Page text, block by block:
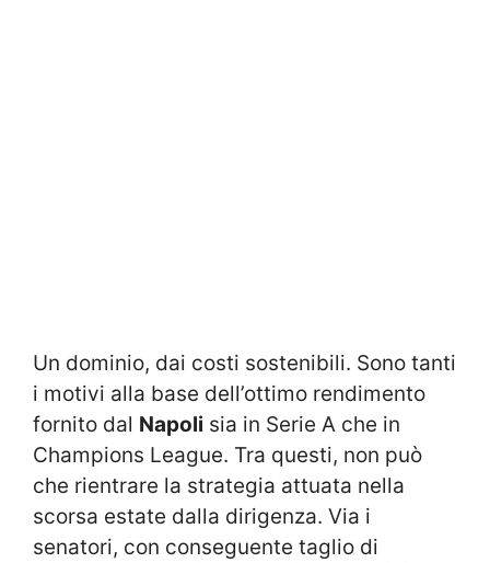
Un dominio, dai costi sostenibili. Sono tanti
i motivi alla base dell’ottimo rendimento
fornito dal Napoli sia in Serie A che in
Champions League. Tra questi, non può
che rientrare la strategia attuata nella
scorsa estate dalla dirigenza. Via i
senatori, con conseguente taglio di